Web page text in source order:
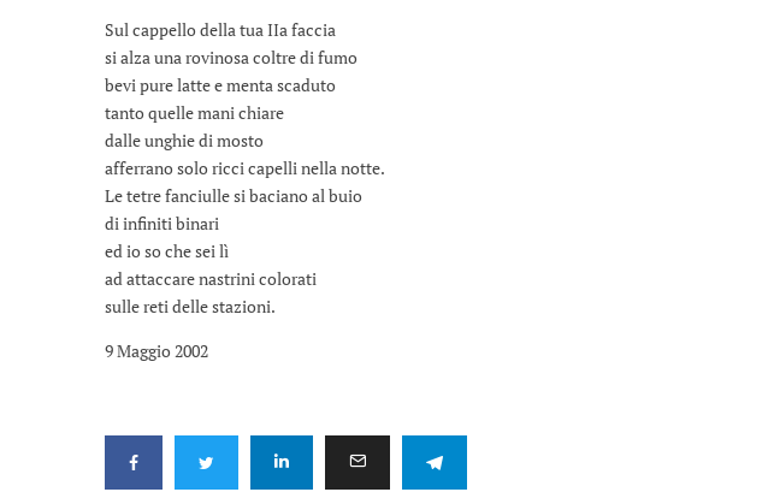
Sul cappello della tua IIa faccia
si alza una rovinosa coltre di fumo
bevi pure latte e menta scaduto
tanto quelle mani chiare
dalle unghie di mosto
afferrano solo ricci capelli nella notte.
Le tetre fanciulle si baciano al buio
di infiniti binari
ed io so che sei lì
ad attaccare nastrini colorati
sulle reti delle stazioni.
9 Maggio 2002